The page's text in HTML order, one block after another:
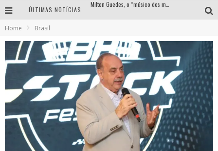
ÚLTIMAS NOTÍCIAS
DiamondMall recebe experiência imersiva que recria o Coliseu e a grandiosidade da Roma Antiga
Home Brasil